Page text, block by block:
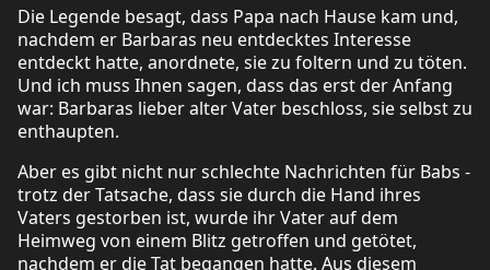
Die Legende besagt, dass Papa nach Hause kam und,
nachdem er Barbaras neu entdecktes Interesse
entdeckt hatte, anordnete, sie zu foltern und zu töten.
Und ich muss Ihnen sagen, dass das erst der Anfang
war: Barbaras lieber alter Vater beschloss, sie selbst zu
enthaupten.
Aber es gibt nicht nur schlechte Nachrichten für Babs -
trotz der Tatsache, dass sie durch die Hand ihres
Vaters gestorben ist, wurde ihr Vater auf dem
Heimweg von einem Blitz getroffen und getötet,
nachdem er die Tat begangen hatte. Aus diesem